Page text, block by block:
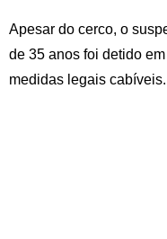
Apesar do cerco, o
de 35 anos foi detido
medidas legais cabíveis.